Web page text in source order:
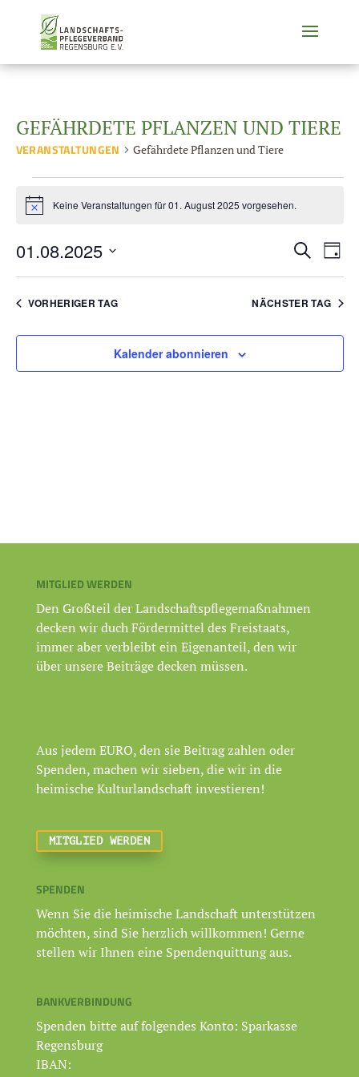
GEFÄHRDETE PFLANZEN UND TIERE
VERANSTALTUNGEN Gefährdete Pflanzen und Tiere
VERANSTALTUNGEN
FÜR
AUGUST
2025
HinweisKeine Veranstaltungen für 01. August 2025 vorgesehen.
SUCHE
UND
SucheTag
01.08.2025
Datum
VORHERIGER TAG NÄCHSTER TAG
Kalender abonnieren
MITGLIED WERDEN
Den Großteil der Landschaftspflegemaßnahmen
decken wir duch Fördermittel des Freistaats,
immer aber verbleibt ein Eigenanteil, den wir
über unsere Beiträge decken müssen.
Aus jedem EURO, den sie Beitrag zahlen oder
Spenden, machen wir sieben, die wir in die
heimische Kulturlandschaft investieren!
MITGLIED WERDEN
SPENDEN
Wenn Sie die heimische Landschaft unterstützen
möchten, sind Sie herzlich willkommen! Gerne
stellen wir Ihnen eine Spendenquittung aus.
BANKVERBINDUNG
Spenden bitte auf folgendes Konto: Sparkasse
Regensburg
IBAN: